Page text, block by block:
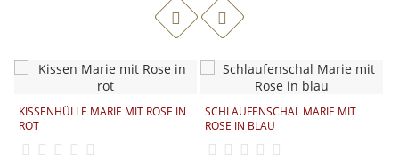
KISSENHÜLLE MARIE MIT ROSE IN
ROT
SCHLAUFENSCHAL MARIE MIT
ROSE IN BLAU